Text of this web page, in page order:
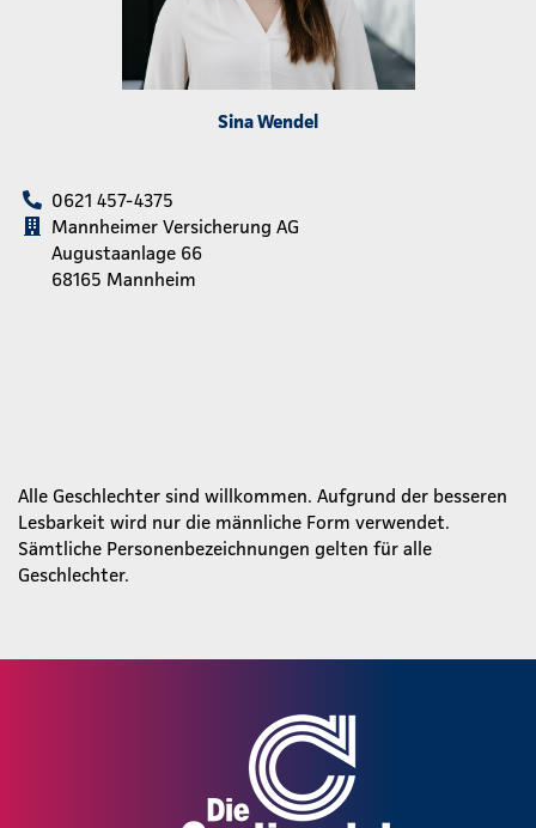
Sina Wendel
0621 457-4375
Mannheimer Versicherung AG
Augustaanlage 66
68165 Mannheim
Alle Geschlechter sind willkommen. Aufgrund der besseren
Lesbarkeit wird nur die männliche Form verwendet.
Sämtliche Personenbezeichnungen gelten für alle
Geschlechter.